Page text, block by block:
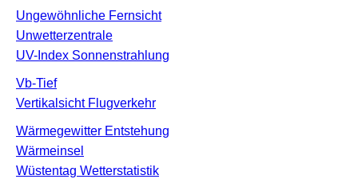
Ungewöhnliche Fernsicht
Unwetterzentrale
UV-Index Sonnenstrahlung
Vb-Tief
Vertikalsicht Flugverkehr
Wärmegewitter Entstehung
Wärmeinsel
Wüstentag Wetterstatistik